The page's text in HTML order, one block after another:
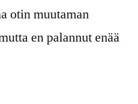
otin muutaman
en palannut enää